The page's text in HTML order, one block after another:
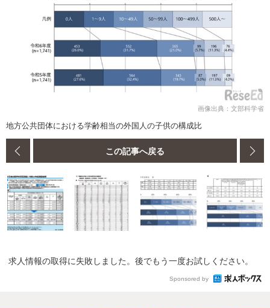
画像出典：文部科学省
地方公共団体における学齢相当の外国人の子供の構成比
この記事へ戻る
求人情報の取得に失敗しました。後でもう一度お試しください。
Sponsored by